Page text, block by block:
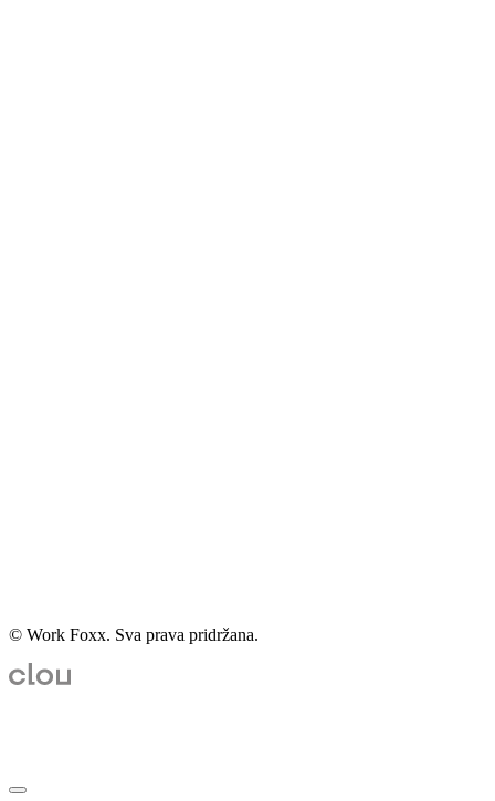
© Work Foxx. Sva prava pridržana.